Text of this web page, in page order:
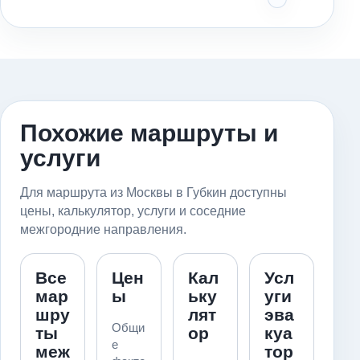
Похожие маршруты и
услуги
Для маршрута из Москвы в Губкин доступны
цены, калькулятор, услуги и соседние
межгородние направления.
Все
мар
шру
ты
меж
Цен
ы
Общи
е
Кал
ьку
лят
ор
Усл
уги
эва
куа
тор